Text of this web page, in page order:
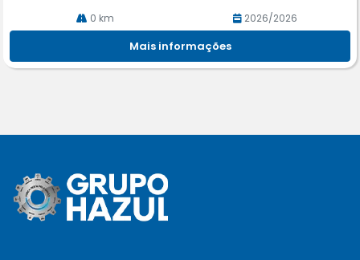
0 km 2026/2026
Mais informações